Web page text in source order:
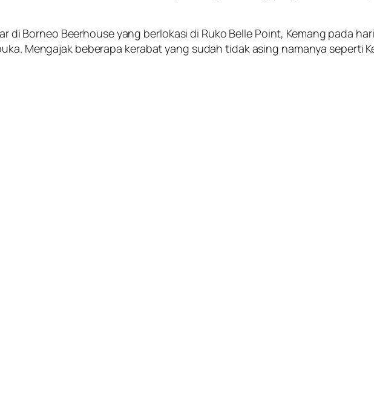
di Borneo Beerhouse yang berlokasi di Ruko Belle Point, Kemang pada
Mengajak beberapa kerabat yang sudah tidak asing namanya seperti